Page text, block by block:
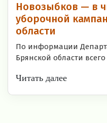
Новозыбков — в
уборочной
области
По информации
Брянской области
Читать далее